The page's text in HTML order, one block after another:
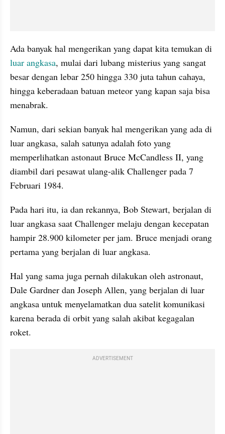
luar angkasa, mulai dari lubang misterius yang sangat
besar dengan lebar 250 hingga 330 juta tahun cahaya,
hingga keberadaan batuan meteor yang kapan saja bisa
menabrak.
Namun, dari sekian banyak hal mengerikan yang ada di
luar angkasa, salah satunya adalah foto yang
memperlihatkan astonaut Bruce McCandless II, yang
diambil dari pesawat ulang-alik Challenger pada 7
Februari 1984.
Pada hari itu, ia dan rekannya, Bob Stewart, berjalan di
luar angkasa saat Challenger melaju dengan kecepatan
hampir 28.900 kilometer per jam. Bruce menjadi orang
pertama yang berjalan di luar angkasa.
Hal yang sama juga pernah dilakukan oleh astronaut,
Dale Gardner dan Joseph Allen, yang berjalan di luar
angkasa untuk menyelamatkan dua satelit komunikasi
karena berada di orbit yang salah akibat kegagalan
roket.
ADVERTISEMENT